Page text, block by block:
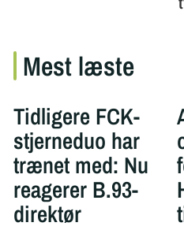
Mest læste
Tidligere FCK-
stjerneduo har
trænet med: Nu
reagerer B.93-
direktør